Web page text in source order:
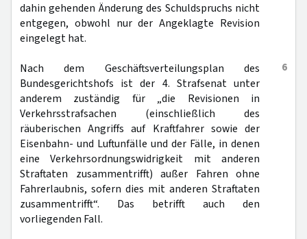
dahin gehenden Änderung des Schuldspruchs nicht
entgegen, obwohl nur der Angeklagte Revision
eingelegt hat.
6
Nach dem Geschäftsverteilungsplan des
Bundesgerichtshofs ist der 4. Strafsenat unter
anderem zuständig für „die Revisionen in
Verkehrsstrafsachen (einschließlich des
räuberischen Angriffs auf Kraftfahrer sowie der
Eisenbahn- und Luftunfälle und der Fälle, in denen
eine Verkehrsordnungswidrigkeit mit anderen
Straftaten zusammentrifft) außer Fahren ohne
Fahrerlaubnis, sofern dies mit anderen Straftaten
zusammentrifft“. Das betrifft auch den
vorliegenden Fall.